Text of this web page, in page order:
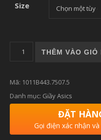
Size
Giày chạy bộ nam Asics
THÊM VÀO GIỎ
Mã: 1011B443.7507.5
Danh mục: Giầy Asics
ĐẶT
Gọi điện xác nhận